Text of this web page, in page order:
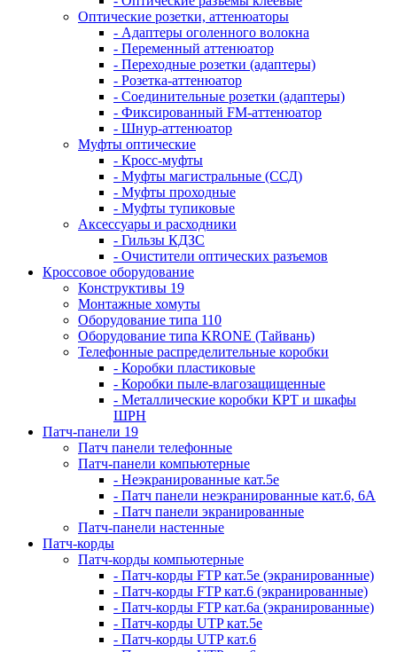
Оптические розетки, аттенюаторы
- Адаптеры оголенного волокна
- Переменный аттенюатор
- Переходные розетки (адаптеры)
- Розетка-аттенюатор
- Соединительные розетки (адаптеры)
- Фиксированный FM-аттенюатор
- Шнур-аттенюатор
Муфты оптические
- Кросс-муфты
- Муфты магистральные (ССД)
- Муфты проходные
- Муфты тупиковые
Аксессуары и расходники
- Гильзы КДЗС
- Очистители оптических разъемов
Кроссовое оборудование
Конструктивы 19
Монтажные хомуты
Оборудование типа 110
Оборудование типа KRONE (Тайвань)
Телефонные распределительные коробки
- Коробки пластиковые
- Коробки пыле-влагозащищенные
- Металлические коробки КРТ и шкафы
ШРН
Патч-панели 19
Патч панели телефонные
Патч-панели компьютерные
- Неэкранированные кат.5е
- Патч панели неэкранированные кат.6, 6А
- Патч панели экранированные
Патч-панели настенные
Патч-корды
Патч-корды компьютерные
- Патч-корды FTP кат.5е (экранированные)
- Патч-корды FTP кат.6 (экранированные)
- Патч-корды FTP кат.6а (экранированные)
- Патч-корды UTP кат.5е
- Патч-корды UTP кат.6